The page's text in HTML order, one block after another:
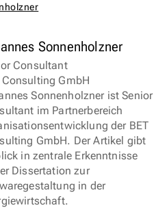
Sonnenholzner
Consultant
Consulting GmbH
Sonnenholzner ist Senior
im Partnerbereich
der BET
GmbH. Der Artikel gibt
in zentrale Erkenntnisse
Dissertation zur
in der